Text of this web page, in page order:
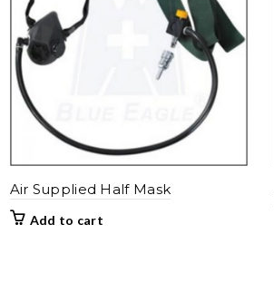
Air Supplied Half Mask
Add to cart